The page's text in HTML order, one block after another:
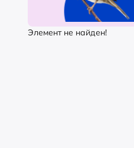
Элемент не найден!